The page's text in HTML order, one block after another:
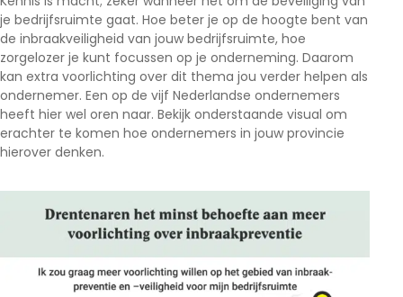
je bedrijfsruimte gaat. Hoe beter je op de hoogte bent van
de inbraakveiligheid van jouw bedrijfsruimte, hoe
zorgelozer je kunt focussen op je onderneming. Daarom
kan extra voorlichting over dit thema jou verder helpen als
ondernemer. Een op de vijf Nederlandse ondernemers
heeft hier wel oren naar. Bekijk onderstaande visual om
erachter te komen hoe ondernemers in jouw provincie
hierover denken.